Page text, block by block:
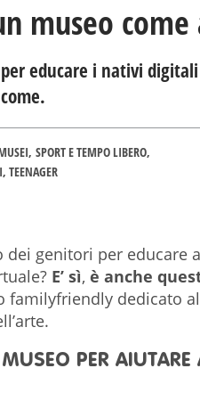
museo
educare i nativi
SPORT E TEMPO LIBERO
TEENAGER
dei genitori per educare
E’ sì, è anche
familyfriendly dedicato
PER AIUTARE